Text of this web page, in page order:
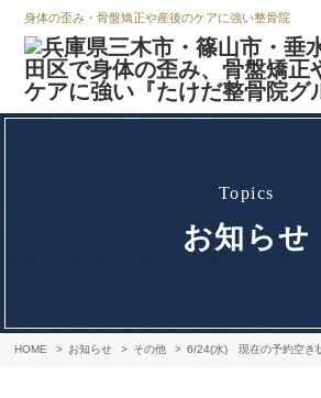
身体の歪み・骨盤矯正や産後のケアに強い整骨院
topics
お知らせ
HOME お知らせ その他 6/24(水) 現在の予約空